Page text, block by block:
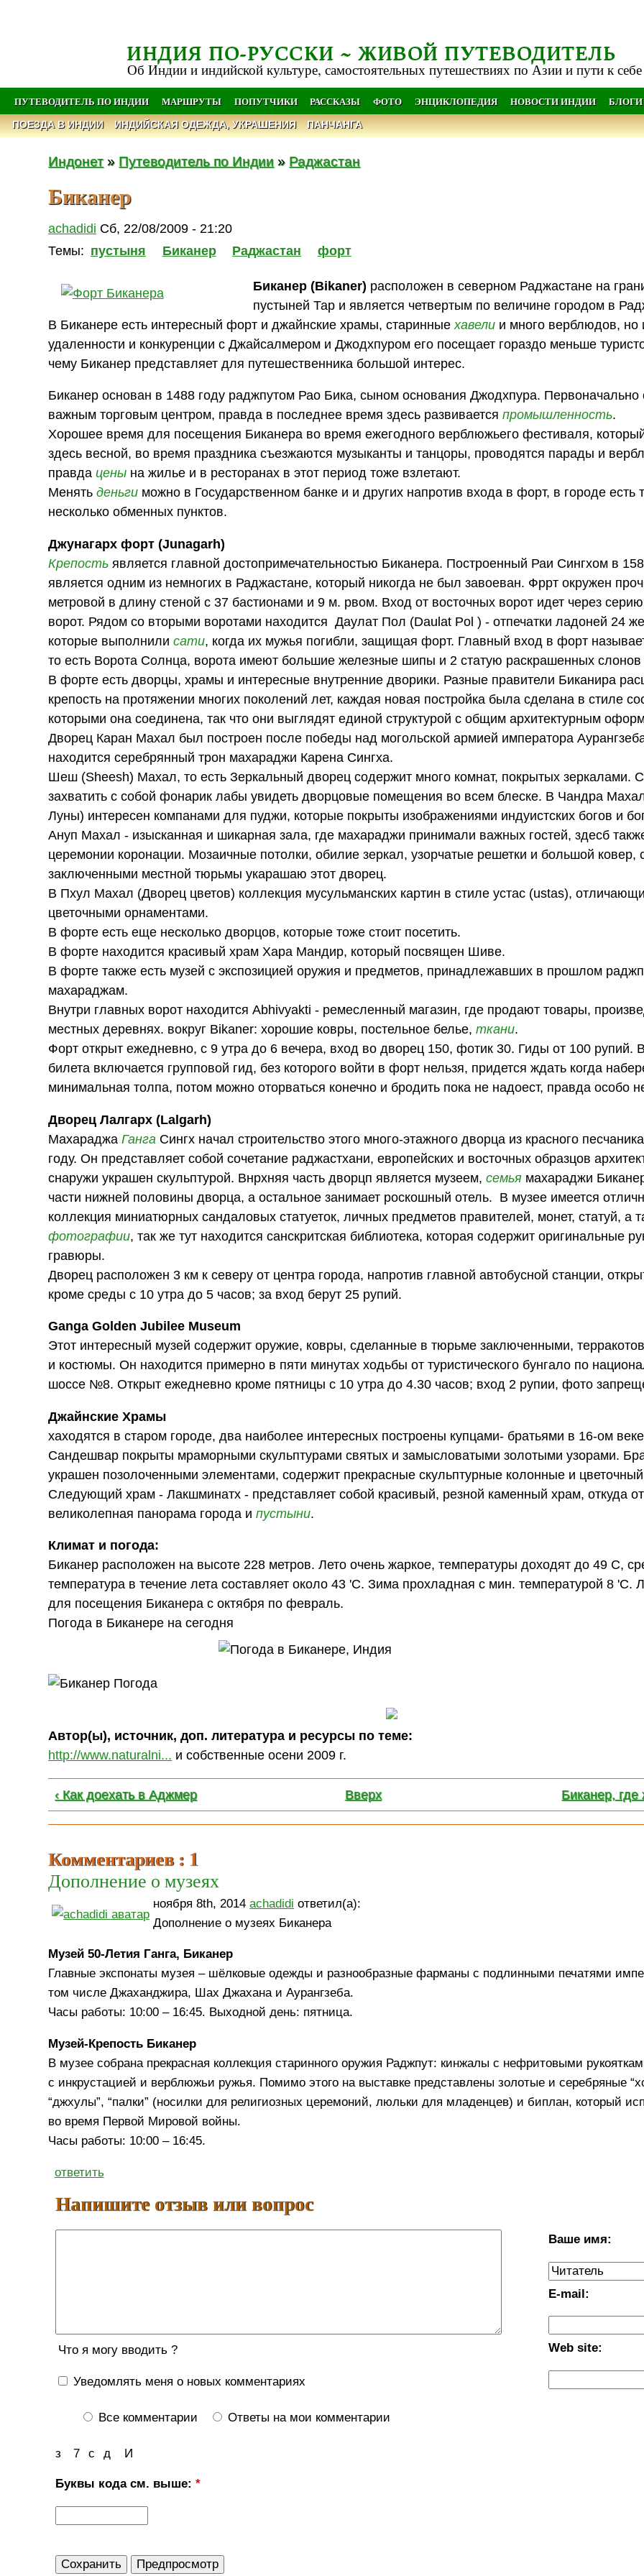
ИНДИЯ ПО-РУССКИ ~ ЖИВОЙ ПУТЕВОДИТЕЛЬ
Об Индии и индийской культуре, самостоятельных путешествиях по Азии и пути к себе
ПУТЕВОДИТЕЛЬ ПО ИНДИИ МАРШРУТЫ ПОПУТЧИКИ РАССКАЗЫ ФОТО ЭНЦИКЛОПЕДИЯ НОВОСТИ ИНДИИ БЛОГИ
ПОЕЗДА В ИНДИИ ИНДИЙСКАЯ ОДЕЖДА, УКРАШЕНИЯ ПАНЧАНГА
Индонет» Путеводитель по Индии » Раджастан
Биканер
achadidi Сб, 22/08/2009 - 21:20
Темы: пустыня Биканер Раджастан форт
Биканер (Bikaner) расположен в северном Раджастане на
пустыней Тар и является четвертым по величине городом в
В Биканере есть интересный форт и джайнские храмы, старинныехавели и много верблюдов, но
удаленности и конкуренции с Джайсалмером и Джодхпуром его посещает гораздо меньше
чему Биканер представляет для путешественника большой интерес.
Биканер основан в 1488 году раджпутом Рао Бика, сыном основания Джодхпура. Первоначально
важным торговым центром, правда в последнее время здесь развиваетсяпромышленность.
Хорошее время для посещения Биканера во время ежегодного верблюжьего фестиваля,
здесь весной, во время праздника съезжаются музыканты и танцоры, проводятся парады и
правдацены на жилье и в ресторанах в этот период тоже взлетают.
Менятьденьги можно в Государственном банке и и других напротив входа в форт, в городе есть
несколько обменных пунктов.
Джунагарх форт (Junagarh)
Крепость является главной достопримечательностью Биканера. Построенный Раи Сингхом в
является одним из немногих в Раджастане, который никогда не был завоеван. Фррт окружен
метровой в длину стеной с 37 бастионами и 9 м. рвом. Вход от восточных ворот идет через серию
ворот. Рядом со вторыми воротами находится Даулат Пол (Daulat Pol ) - отпечатки ладоней 24
которые выполнилисати, когда их мужья погибли, защищая форт. Главный вход в форт
то есть Ворота Солнца, ворота имеют большие железные шипы и 2 статую раскрашенных слонов
В форте есть дворцы, храмы и интересные внутренние дворики. Разные правители Биканира
крепость на протяжении многих поколений лет, каждая новая постройка была сделана в стиле
которыми она соединена, так что они выглядят единой структурой с общим архитектурным
Дворец Каран Махал был построен после победы над могольской армией императора
находится серебрянный трон махараджи Карена Сингха.
Шеш (Sheesh) Махал, то есть Зеркальный дворец содержит много комнат, покрытых зеркалами.
захватить с собой фонарик лабы увидеть дворцовые помещения во всем блеске. В Чандра
Луны) интересен компанами для пуджи, которые покрыты изображениями индуистских богов и
Ануп Махал - изысканная и шикарная зала, где махараджи принимали важных гостей, здесб
церемонии коронации. Мозаичные потолки, обилие зеркал, узорчатые решетки и большой ковер,
заключенными местной тюрьмы укарашаю этот дворец.
В Пхул Махал (Дворец цветов) коллекция мусульманских картин в стиле устас (ustas),
цветочными орнаментами.
В форте есть еще несколько дворцов, которые тоже стоит посетить.
В форте находится красивый храм Хара Мандир, который посвящен Шиве.
В форте также есть музей с экспозицией оружия и предметов, принадлежавших в прошлом
махараджам.
Внутри главных ворот находится Abhivyakti - ремесленный магазин, где продают товары,
местных деревнях. вокруг Bikaner: хорошие ковры, постельное белье,ткани.
Форт открыт ежедневно, с 9 утра до 6 вечера, вход во дворец 150, фотик 30. Гиды от 100 рупий.
билета включается групповой гид, без которого войти в форт нельзя, придется ждать когда
минимальная толпа, потом можно оторваться конечно и бродить пока не надоест, правда особо
Дворец Лалгарх (Lalgarh)
МахараджаГанга Сингх начал строительство этого много-этажного дворца из красного
году. Он представляет собой сочетание раджастхани, европейских и восточных образцов
снаружи украшен скульптурой. Внрхняя часть дворцп является музеем,семья махараджи
части нижней половины дворца, а остальное занимает роскошный отель. В музее имеется
коллекция миниатюрных сандаловых статуеток, личных предметов правителей, монет, статуй, а
фотографии, так же тут находится санскритская библиотека, которая содержит оригинальные
гравюры.
Дворец расположен 3 км к северу от центра города, напротив главной автобусной станции,
кроме среды с 10 утра до 5 часов; за вход берут 25 рупий.
Ganga Golden Jubilee Museum
Этот интересный музей содержит оружие, ковры, сделанные в тюрьме заключенными,
и костюмы. Он находится примерно в пяти минутах ходьбы от туристического бунгало по
шоссе №8. Открыт ежедневно кроме пятницы с 10 утра до 4.30 часов; вход 2 рупии, фото
Джайнские Храмы
хаходятся в старом городе, два наиболее интересных построены купцами- братьями в 16-ом
Сандешвар покрыты мраморными скульптурами святых и замысловатыми золотыми узорами.
украшен позолоченными элементами, содержит прекрасные скульптурные колонные и
Следующий храм - Лакшминатх - представляет собой красивый, резной каменный храм, откуда
великолепная панорама города ипустыни.
Климат и погода:
Биканер расположен на высоте 228 метров. Лето очень жаркое, температуры доходят до 49 С,
температура в течение лета составляет около 43 'C. Зима прохладная с мин. температурой 8 'C.
для посещения Биканера с октября по февраль.
Погода в Биканере на сегодня
Автор(ы), источник, доп. литература и ресурсы по теме:
http://www.naturalni... и собственные осени 2009 г.
‹ Как доехать в Аджмер Вверх Биканер, где
Комментариев : 1
Дополнение о музеях
ноября 8th, 2014achadidi ответил(а):
Дополнение о музеях Биканера
Музей 50-Летия Ганга, Биканер
Главные экспонаты музея – шёлковые одежды и разнообразные фарманы с подлинными печатями
том числе Джаханджира, Шах Джахана и Аурангзеба.
Часы работы: 10:00 – 16:45. Выходной день: пятница.
Музей-Крепость Биканер
В музее собрана прекрасная коллекция старинного оружия Раджпут: кинжалы с нефритовыми
с инкрустацией и верблюжьи ружья. Помимо этого на выставке представлены золотые и серебряные
“джхулы”, “палки” (носилки для религиозных церемоний, люльки для младенцев) и биплан, который
во время Первой Мировой войны.
Часы работы: 10:00 – 16:45.
ответить
Напишите отзыв или вопрос
Ваше имя:
E-mail:
Web site:
Что я могу вводить ?
Уведомлять меня о новых комментариях
Все комментарии Ответы на мои комментарии
7
з с д И
Буквы кода см. выше:*